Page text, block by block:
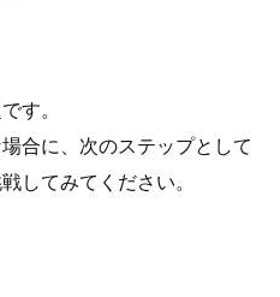
す。
合に、次のステップとして
してみてください。